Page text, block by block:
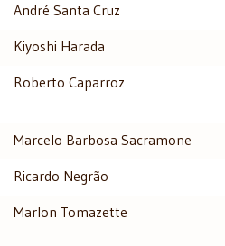
André Santa Cruz
Kiyoshi Harada
Roberto Caparroz
Marcelo Barbosa Sacramone
Ricardo Negrão
Marlon Tomazette